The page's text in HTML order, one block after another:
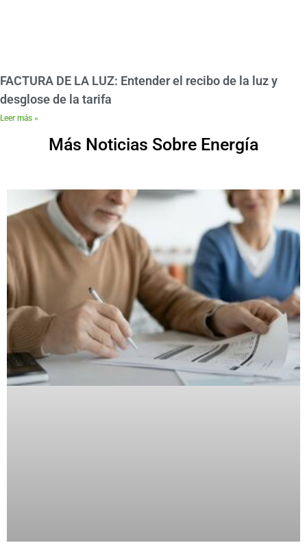
FACTURA DE LA LUZ: Entender el recibo de la luz y
desglose de la tarifa
Leer más »
Más Noticias Sobre Energía